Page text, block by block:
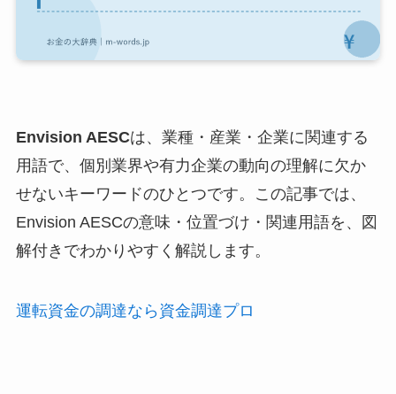
Envision AESCは、業種・産業・企業に関連する
用語で、個別業界や有力企業の動向の理解に欠か
せないキーワードのひとつです。この記事では、
Envision AESCの意味・位置づけ・関連用語を、図
解付きでわかりやすく解説します。
運転資金の調達なら資金調達プロ